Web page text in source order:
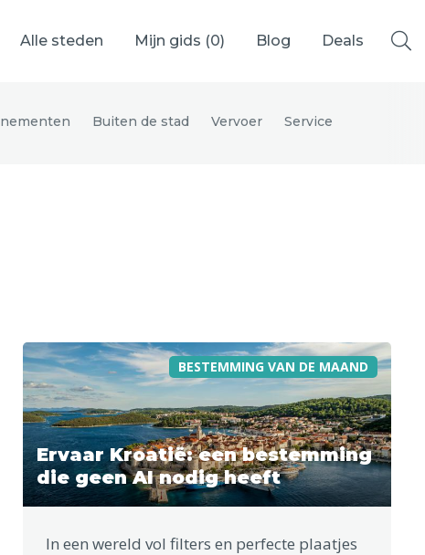
Alle steden Mijn gids (0) Blog Deals
Buiten de stad Vervoer Service
BESTEMMING VAN DE MAAND
Ervaar Kroatië: een bestemming
die geen AI nodig heeft
In een wereld vol filters en perfecte plaatjes